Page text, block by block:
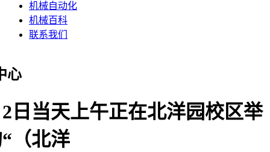
机械自动化
机械百科
联系我们
心
日当天上午正在北洋园校区举
（北洋